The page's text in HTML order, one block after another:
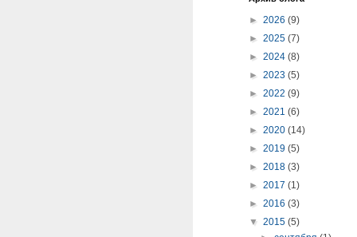
► 2026 (9)
► 2025 (7)
► 2024 (8)
► 2023 (5)
► 2022 (9)
► 2021 (6)
► 2020 (14)
► 2019 (5)
► 2018 (3)
► 2017 (1)
► 2016 (3)
▼ 2015 (5)